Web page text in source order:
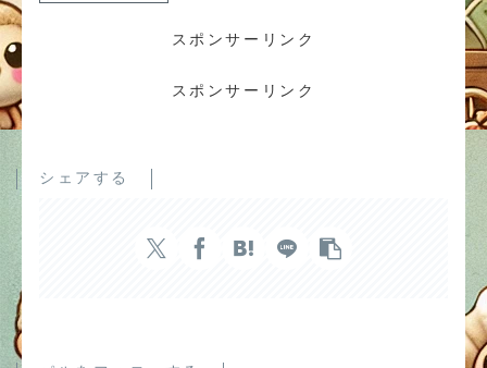
スポンサーリンク
スポンサーリンク
シェアする